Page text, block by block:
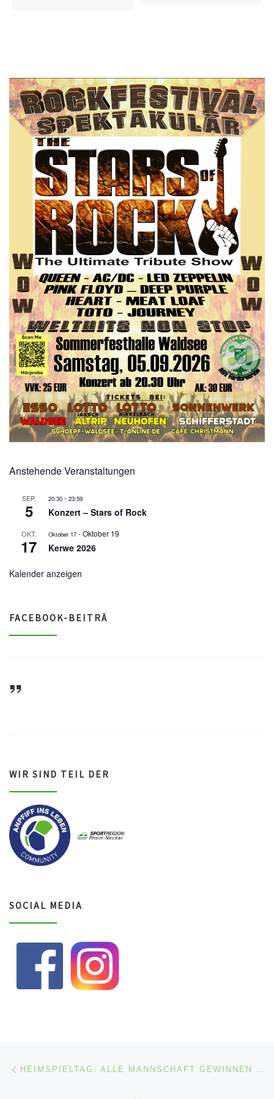
Anstehende Veranstaltungen
SEP.
5
20:30 - 23:59
Konzert – Stars of Rock
OKT.
17
Oktober 17 -Oktober 19
Kerwe 2026
Kalender anzeigen
FACEBOOK-BEITRÄ
WIR SIND TEIL DER
SOCIAL MEDIA
Beitragsnavigation HEIMSPIELTAG: ALLE MANNSCHAFT GEWINNEN SOUVERÄN